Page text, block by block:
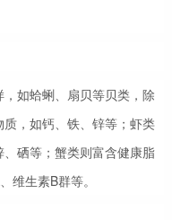
如蛤蜊、扇贝等贝类，除
，如钙、铁、锌等；虾类
硒等；蟹类则富含健康脂
维生素B群等。